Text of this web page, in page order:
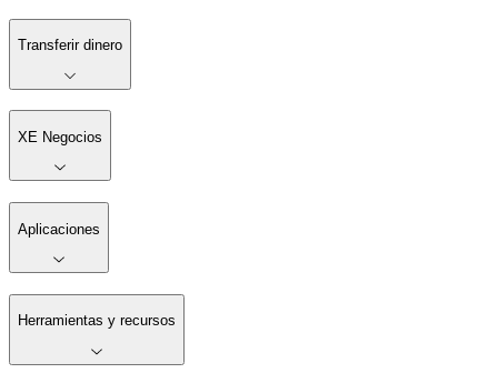
Transferir dinero
XE Negocios
Aplicaciones
Herramientas y recursos